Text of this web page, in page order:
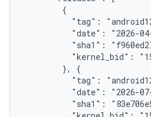
        {
"tag":
"date": "2026-
"sha1":
"kernel_bid":
        }, {
"tag":
"date": "2026-
"sha1":